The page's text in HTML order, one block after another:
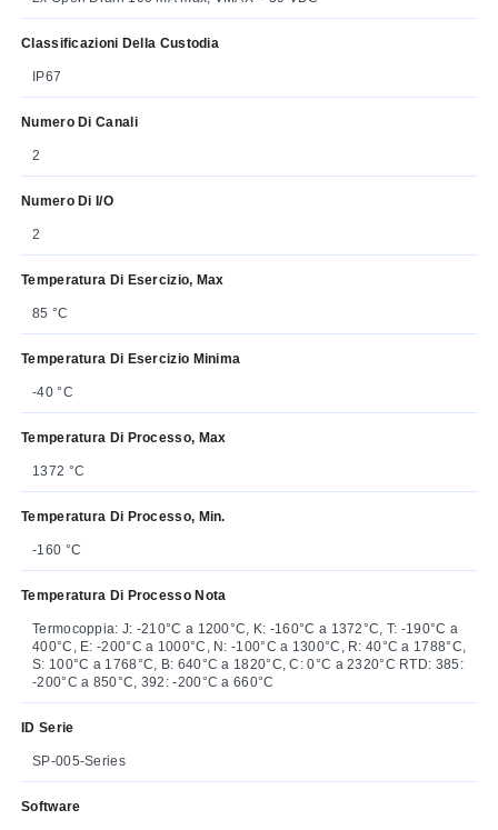
Classificazioni Della Custodia
IP67
Numero Di Canali
2
Numero Di I/O
2
Temperatura Di Esercizio, Max
85 °C
Temperatura Di Esercizio Minima
-40 °C
Temperatura Di Processo, Max
1372 °C
Temperatura Di Processo, Min.
-160 °C
Temperatura Di Processo Nota
Termocoppia: J: -210°C a 1200°C, K: -160°C a 1372°C, T: -190°C a
400°C, E: -200°C a 1000°C, N: -100°C a 1300°C, R: 40°C a 1788°C,
S: 100°C a 1768°C, B: 640°C a 1820°C, C: 0°C a 2320°C RTD: 385:
-200°C a 850°C, 392: -200°C a 660°C
ID Serie
SP-005-Series
Software